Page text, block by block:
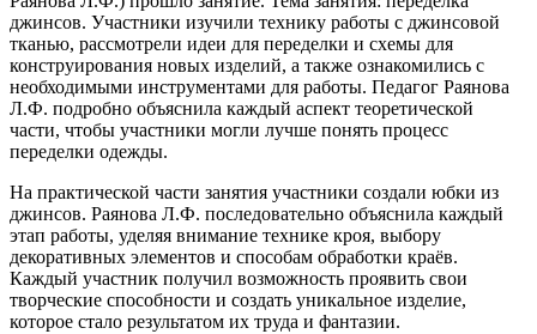
джинсов. Участники изучили технику работы с джинсовой
тканью, рассмотрели идеи для переделки и схемы для
конструирования новых изделий, а также ознакомились с
необходимыми инструментами для работы. Педагог Раянова
Л.Ф. подробно объяснила каждый аспект теоретической
части, чтобы участники могли лучше понять процесс
переделки одежды.
На практической части занятия участники создали юбки из
джинсов. Раянова Л.Ф. последовательно объяснила каждый
этап работы, уделяя внимание технике кроя, выбору
декоративных элементов и способам обработки краёв.
Каждый участник получил возможность проявить свои
творческие способности и создать уникальное изделие,
которое стало результатом их труда и фантазии.